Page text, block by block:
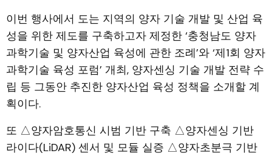
이번 행사에서 도는 지역의 양자 기술 개발 및 산업 육
성을 위한 제도를 구축하고자 제정한 ‘충청남도 양자
과학기술 및 양자산업 육성에 관한 조례’와 ‘제1회 양자
과학기술 육성 포럼’ 개최, 양자센싱 기술 개발 전략 수
립 등 그동안 추진한 양자산업 육성 정책을 소개할 계
획이다.
또 △양자암호통신 시범 기반 구축 △양자센싱 기반
라이다(LiDAR) 센서 및 모듈 실증 △양자초분극 기반